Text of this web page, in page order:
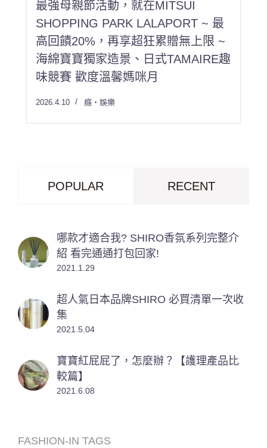
最強母親節活動，就在MITSUI
SHOPPING PARK LALAPORT ~ 最
高回饋20%，再享超狂累贈無上限 ~
海綿寶寶獨家造景、日式TAMAIRE趣
味競賽 歡度溫馨媽咪月
2026.4.10 癮・娛樂
POPULAR RECENT
哪款才適合我? SHIRO香氛系列完整介
紹 看完通通打包回家!
2021.1.29
超人氣日本品牌SHIRO 必買清單一次收
集
2021.5.04
寶寶紅屁屁了，怎麼辦？【護理產品比
較篇】
2021.6.08
FASHION-IN TAGS